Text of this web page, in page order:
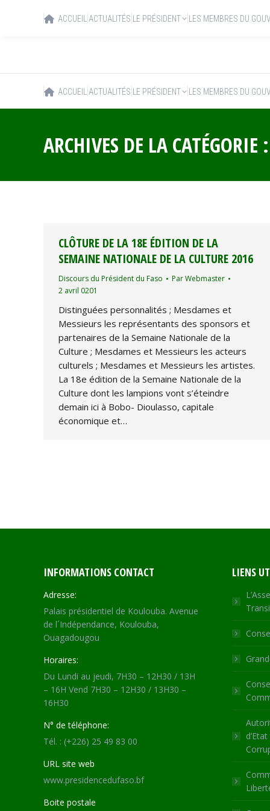
ACCUEIL ACTUALITÉS LE PRÉSIDENT LES MEMBRES DU
ARCHIVES DE LA CATÉGORIE :
CLÔTURE DE LA 18E ÉDITION DE LA
SEMAINE NATIONALE DE LA CULTURE 2016
Discours du Président du Faso ParWebmaster
2 avril 0201
Distinguées personnalités ; Mesdames et
Messieurs les représentants des sponsors et
partenaires de la Semaine Nationale de la
Culture ; Mesdames et Messieurs les acteurs
culturels ; Mesdames et Messieurs les artistes.
La 18e édition de la Semaine Nationale de la
Culture dont les lampions vont s’éteindre
demain ici à Bobo- Dioulasso, capitale
économique et…
INFORMATIONS CONTACT
Adresse:
Palais présidentiel de Koulouba. Avenue
de l´Indépendance, Koulouba,
Ouagadougou
Horaires:
Du Lundi au jeudi, 7H30 – 12H30 / 13H
– 16H Vend 7H30 – 12H30 / 13H30 –
16H30
N° de téléphone:
Tél. : (+226) 25 49 83 00
URL site web
www.presidencedufaso.bf
Boite postale
LIENS
ACCUEIL ACTUALITÉS LE PRÉSIDENT LES MEMBRES DU